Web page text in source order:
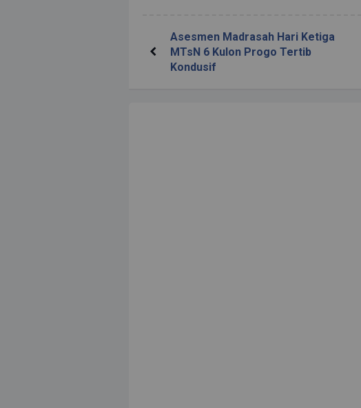
Asesmen Madrasah Hari Ketiga
MTsN 6 Kulon Progo Tertib
Kondusif